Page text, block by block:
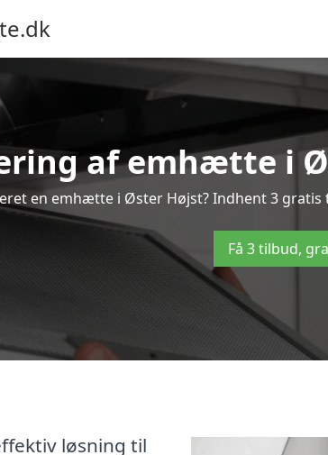
af emhætte i
en emhætte i Øster Højst? Indhent 3
Få 3 tilbud,
løsning til